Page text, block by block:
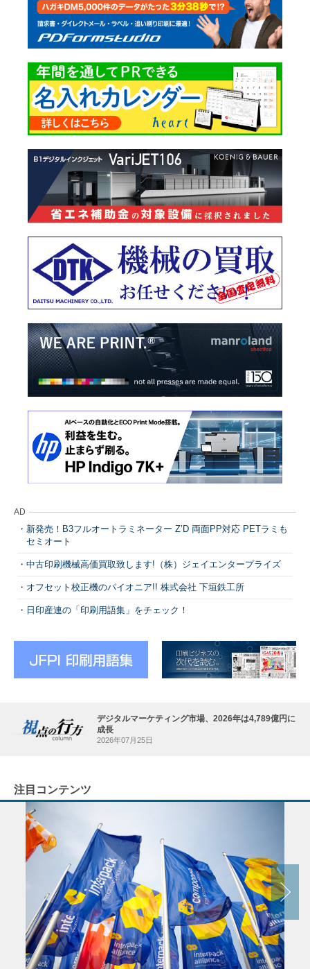
AD
新発売！B3フルオートラミネーター Z’D 両面PP対応 PETラミも
セミオート
中古印刷機械高価買取致します!（株）ジェイエンタープライズ
オフセット校正機のパイオニア!! 株式会社 下垣鉄工所
日印産連の「印刷用語集」をチェック！
デジタルマーケティング市場、2026年は4,789億円に
成長
2026年07月25日
注目コンテンツ